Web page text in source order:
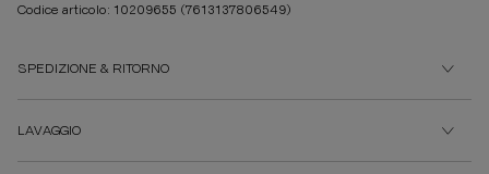
Codice articolo: 10209655 (7613137806549)
SPEDIZIONE & RITORNO
LAVAGGIO